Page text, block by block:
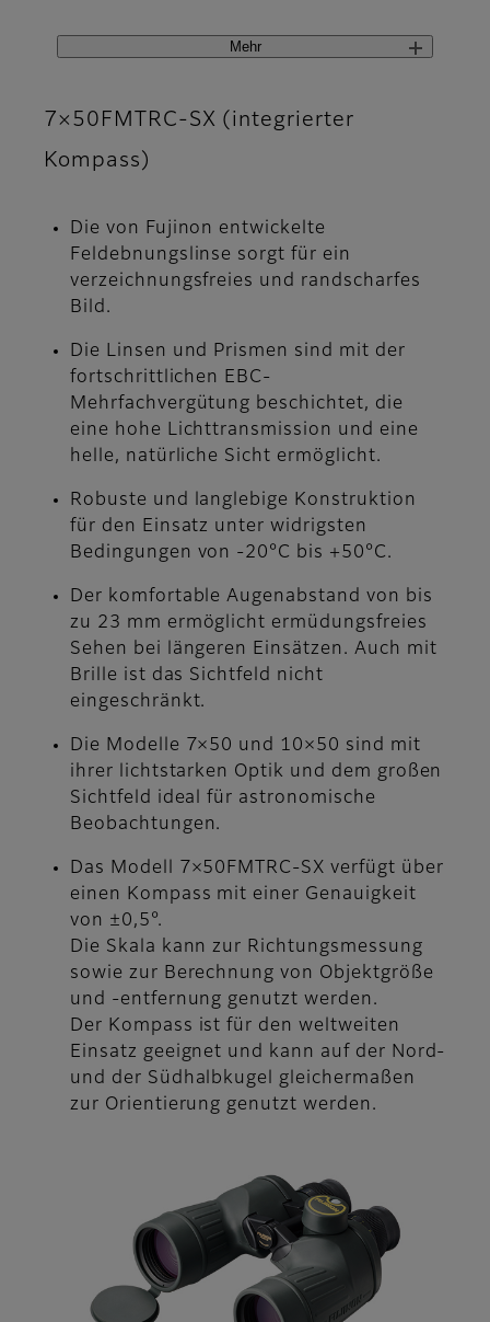
Mehr
7×50FMTRC-SX (integrierter
Kompass)
Die von Fujinon entwickelte
Feldebnungslinse sorgt für ein
verzeichnungsfreies und randscharfes
Bild.
Die Linsen und Prismen sind mit der
fortschrittlichen EBC-
Mehrfachvergütung beschichtet, die
eine hohe Lichttransmission und eine
helle, natürliche Sicht ermöglicht.
Robuste und langlebige Konstruktion
für den Einsatz unter widrigsten
Bedingungen von -20°C bis +50°C.
Der komfortable Augenabstand von bis
zu 23 mm ermöglicht ermüdungsfreies
Sehen bei längeren Einsätzen. Auch mit
Brille ist das Sichtfeld nicht
eingeschränkt.
Die Modelle 7×50 und 10×50 sind mit
ihrer lichtstarken Optik und dem großen
Sichtfeld ideal für astronomische
Beobachtungen.
Das Modell 7×50FMTRC-SX verfügt über
einen Kompass mit einer Genauigkeit
von ±0,5°.
Die Skala kann zur Richtungsmessung
sowie zur Berechnung von Objektgröße
und -entfernung genutzt werden.
Der Kompass ist für den weltweiten
Einsatz geeignet und kann auf der Nord-
und der Südhalbkugel gleichermaßen
zur Orientierung genutzt werden.